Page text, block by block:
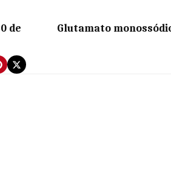
de
Glutamato